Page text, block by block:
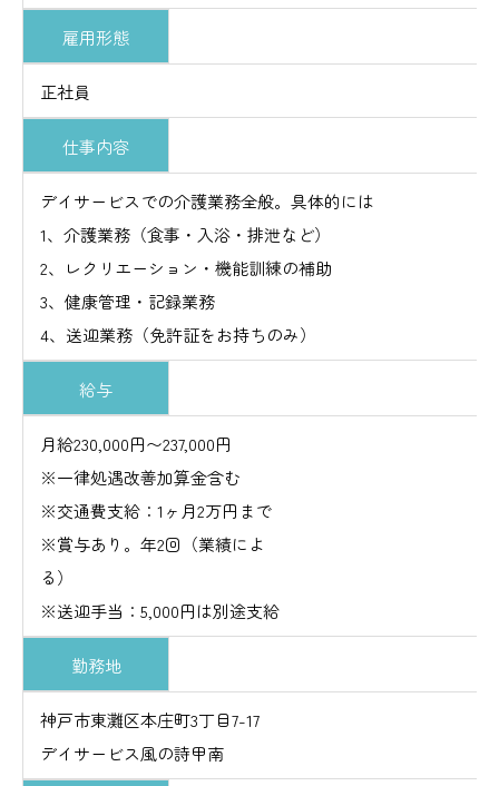
雇用形態
正社員
仕事内容
デイサービスでの介護業務全般。具体的には
1、介護業務（食事・入浴・排泄など）
2、レクリエーション・機能訓練の補助
3、健康管理・記録業務
4、送迎業務（免許証をお持ちのみ）
給与
月給230,000円〜237,000円
※一律処遇改善加算金含む
※交通費支給：1ヶ月2万円まで
※賞与あり。年2回（業績によ
る
※送迎手当：5,000円は別途支給
勤務地
神戸市東灘区本庄町3丁目7-17
デイサービス風の詩甲南